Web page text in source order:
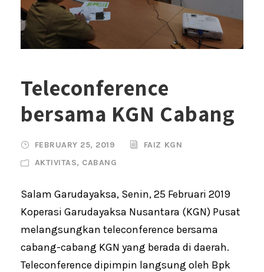
Teleconference
bersama KGN Cabang
FEBRUARY 25, 2019
FAIZ KGN
AKTIVITAS, CABANG
Salam Garudayaksa, Senin, 25 Februari 2019
Koperasi Garudayaksa Nusantara (KGN) Pusat
melangsungkan teleconference bersama
cabang-cabang KGN yang berada di daerah.
Teleconference dipimpin langsung oleh Bpk